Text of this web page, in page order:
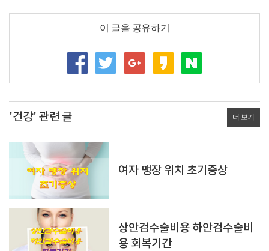
이 글을 공유하기
'건강' 관련 글 더 보기
여자 맹장 위치 초기증상
상안검수술비용 하안검수술비
용 회복기간